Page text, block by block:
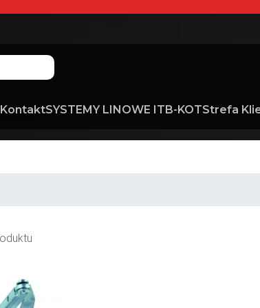
KontaktSYSTEMY LINOWE ITB-KOTStrefa